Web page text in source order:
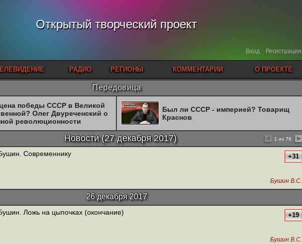
Открытый творческий проект
Вход Регистрация
РАДИО РЕГИОНЫ КОММЕНТАРИИ О ПРОЕКТЕ
Передовица
победы СССР в Великой
Олег Двуреченский о
революционности
Был ли СССР - империей? Товарищ
Краснов
Новости(27 декабря 2017) 1 из 76
Современнику +31
Бушин В.С.
26 декабря 2017
Ложь на цыпочках (окончание) +19
Бушин В.С.